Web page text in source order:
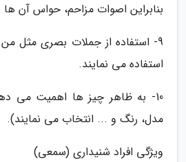
بنابراین اصوات مزاحم، حواس آن ها
9- استفاده از جملات بصری مثل
استفاده می نمایند.
10- به ظاهر چیز ها اهمیت می
مدل، رنگ و ... انتخاب می نمایند).
ویژگی افراد شنیداری (سمعی)